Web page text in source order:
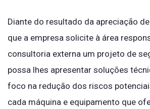
Diante do resultado da apreciação
que a empresa solicite à área
consultoria externa um projeto de
possa lhes apresentar soluções
foco na redução dos riscos
cada máquina e equipamento que